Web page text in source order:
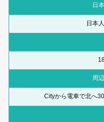
日
日本
周
Cityから電車で北へ